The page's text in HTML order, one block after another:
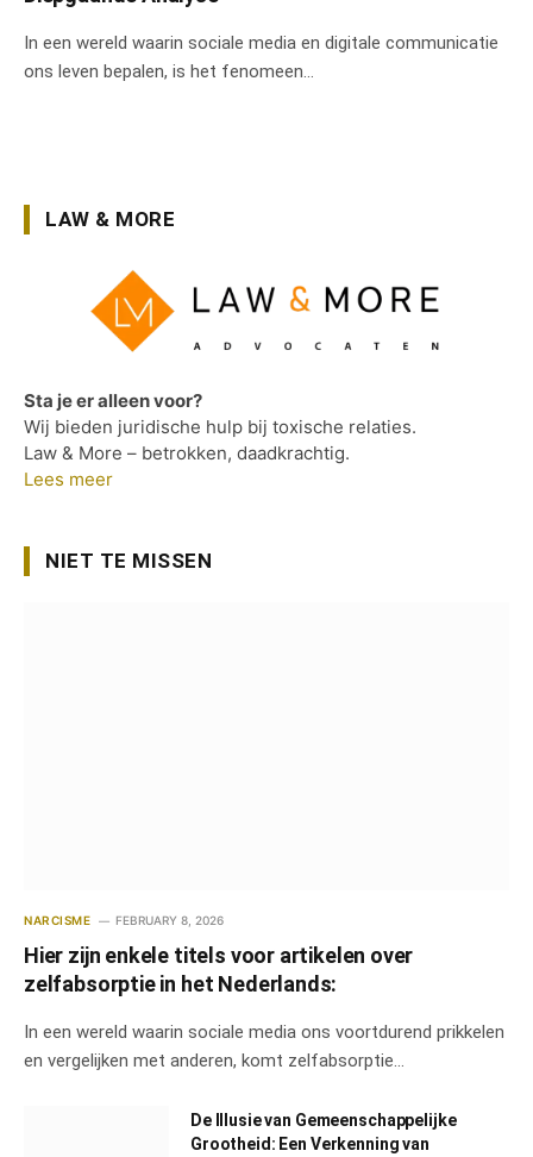
In een wereld waarin sociale media en digitale communicatie
ons leven bepalen, is het fenomeen…
LAW & MORE
Sta je er alleen voor?
Wij bieden juridische hulp bij toxische relaties.
Law & More – betrokken, daadkrachtig.
Lees meer
NIET TE MISSEN
NARCISME FEBRUARY 8, 2026
Hier zijn enkele titels voor artikelen over
zelfabsorptie in het Nederlands:
In een wereld waarin sociale media ons voortdurend prikkelen
en vergelijken met anderen, komt zelfabsorptie…
De Illusie van Gemeenschappelijke
Grootheid: Een Verkenning van